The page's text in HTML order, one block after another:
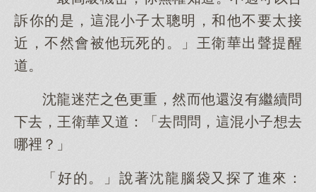
訴你的是，這混小子太聰明，和他不要太接
近，不然會被他玩死的。」王衛華出聲提醒
道。
沈龍迷茫之色更重，然而他還沒有繼續問
下去，王衛華又道：「去問問，這混小子想去
哪裡？」
「好的。」說著沈龍腦袋又探了進來：